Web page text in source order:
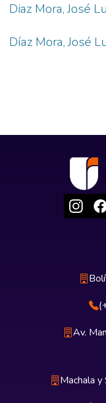
Diaz Mora, José
Díaz Mora, José
Av.
Machala